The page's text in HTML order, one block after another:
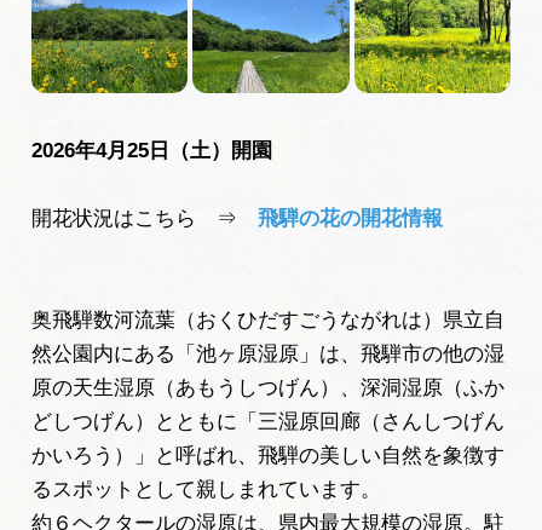
2026年4月25日（土）開園
開花状況はこちら ⇒ 飛騨の花の開花情報
奥飛騨数河流葉（おくひだすごうながれは）県立自
然公園内にある「池ヶ原湿原」は、飛騨市の他の湿
原の天生湿原（あもうしつげん）、深洞湿原（ふか
どしつげん）とともに「三湿原回廊（さんしつげん
かいろう）」と呼ばれ、飛騨の美しい自然を象徴す
るスポットとして親しまれています。
約６ヘクタールの湿原は、県内最大規模の湿原。駐